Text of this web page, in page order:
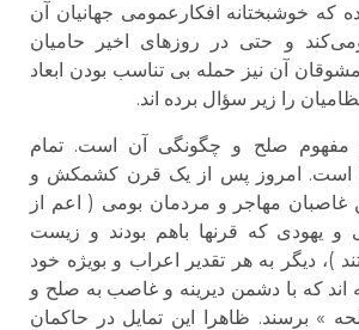
که خوشبختانه افکارعمومی جهانیان آن
و حتی در روزهای اخیر حامیان
آن نیز حمله بی تناسب بودن ابعاد
را زیر سؤال برده اند.
مفهوم صلح و چگونگی آن است. تمام
است. امروز پس از یک قرن کشمکش و
مهاجر و مردمان بومی ( اعم از
یهودی که قرنها باهم بودند و زیست
)، دیگر به هر تقدیر اعراب و بویژه خود
اند که با دشمن دیرینه و غاصب به صلح و
» برسند. ظاهرا این تمایل در حاکمان